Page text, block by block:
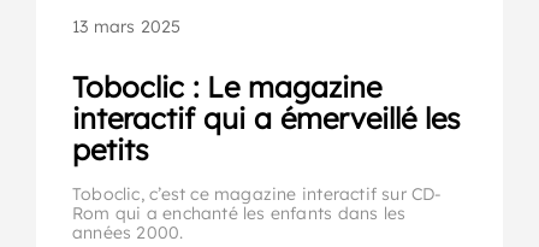
13 mars 2025
Toboclic : Le magazine
interactif qui a émerveillé les
petits
Toboclic, c’est ce magazine interactif sur CD-
Rom qui a enchanté les enfants dans les
années 2000.